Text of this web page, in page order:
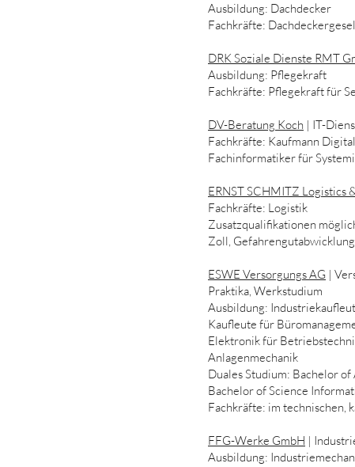
Ausbildung: Dachdecker
Fachkräfte:
DRK Soziale Dienste RMT
Ausbildung: Pflegekraft
Fachkräfte: Pflegekraft für
DV-Beratung Koch | IT-
Fachkräfte: Kaufmann
Fachinformatiker für
ERNST SCHMITZ Logistics
Fachkräfte: Logistik
Zusatzqualifikationen
Zoll,
ESWE Versorgungs AG |
Praktika, Werkstudium
Ausbildung:
Kaufleute für
Elektronik für
Anlagenmechanik
Duales Studium: Bachelor of
Bachelor of Science
Fachkräfte: im technischen,
FFG-Werke GmbH |
Ausbildung: